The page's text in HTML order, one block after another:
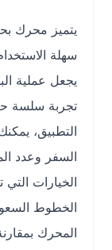
يتميز محرك بحث
سهلة الاستخدام
يجعل عملية البحث
تجربة سلسة حتى
التطبيق، يمكنك
السفر وعدد
الخيارات التي
الخطوط
المحرك بمقارنة